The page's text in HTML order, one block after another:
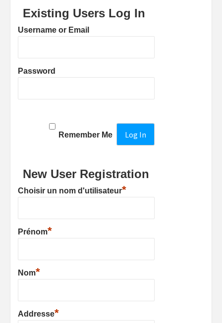
Existing Users Log In
Username or Email
Password
Remember Me
New User Registration
Choisir un nom d'utilisateur*
Prénom*
Nom*
Addresse*